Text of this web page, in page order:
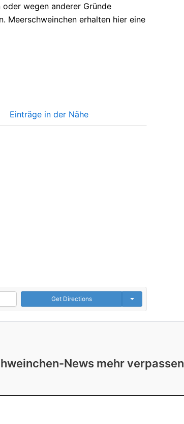
wegen anderer Gründe
Meerschweinchen erhalten hier eine
Einträge in der Nähe
Get Directions
News mehr verpassen